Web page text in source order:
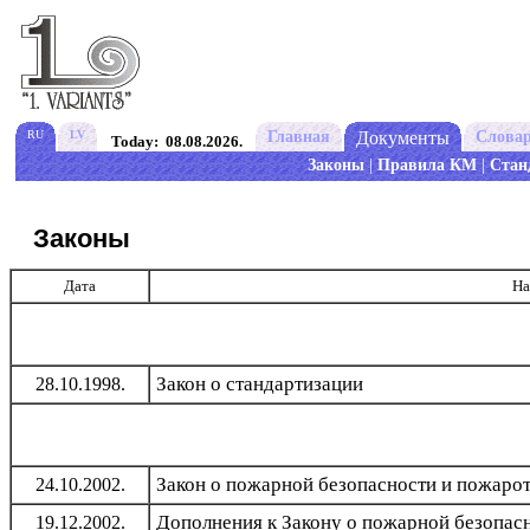
RU LV Today: 08.08.2026. Главная Документы
Законы|Правила КМ|
Законы
Дата
28.10.1998. Закон о стандартизации
24.10.2002. Закон о пожарной безопасности и
19.12.2002. Дополнения к Закону о пожарной